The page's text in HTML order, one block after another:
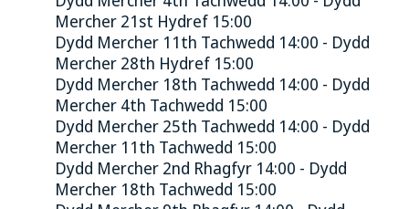
Mercher 21st Hydref 15:00
Dydd Mercher 11th Tachwedd 14:00 - Dydd
Mercher 28th Hydref 15:00
Dydd Mercher 18th Tachwedd 14:00 - Dydd
Mercher 4th Tachwedd 15:00
Dydd Mercher 25th Tachwedd 14:00 - Dydd
Mercher 11th Tachwedd 15:00
Dydd Mercher 2nd Rhagfyr 14:00 - Dydd
Mercher 18th Tachwedd 15:00